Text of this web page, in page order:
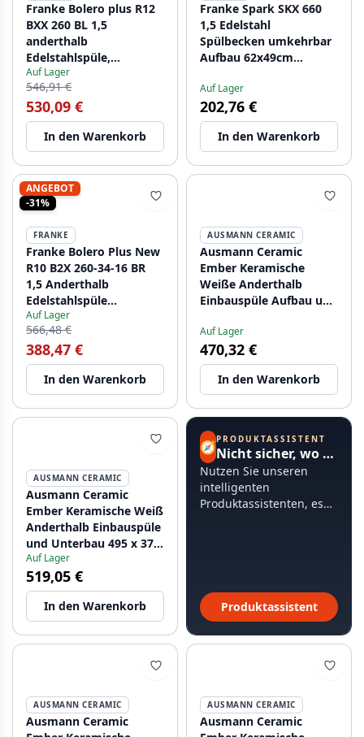
Franke Bolero plus R12
BXX 260 BL 1,5
anderthalb
Edelstahlspüle,
flächenbündig
127.0625.091
Auf Lager
546,91 €
530,09 €
In den Warenkorb
Franke Spark SKX 660
1,5 Edelstahl
Spülbecken umkehrbar
Aufbau 62x49cm
Auf Lager
202,76 €
In den Warenkorb
ANGEBOT
-31%
FRANKE
Franke Bolero Plus New
R10 B2X 260-34-16 BR
1,5 Anderthalb
Edelstahlspüle
Flacheinbau, Unterbau
und Aufbau 56x45 cm
127.0733.338
Auf Lager
566,48 €
388,47 €
In den Warenkorb
AUSMANN CERAMIC
Ausmann Ceramic
Ember Keramische
Weiße Anderthalb
Einbauspüle Aufbau und
mit Goldenen Steckern
1208971511
Auf Lager
470,32 €
In den Warenkorb
AUSMANN CERAMIC
Ausmann Ceramic
Ember Keramische Weiß
Anderthalb Einbauspüle
und Unterbau 495 x 370
mm mit Kupferstopfen
1208971514
Auf Lager
519,05 €
In den Warenkorb
🧭PRODUKTASSISTENT
Nicht sicher, wo Sie anfangen sollen?
Nutzen Sie unseren
intelligenten
Produktassistenten, es
Produktassistent
AUSMANN CERAMIC
Ausmann Ceramic
AUSMANN CERAMIC
Ausmann Ceramic